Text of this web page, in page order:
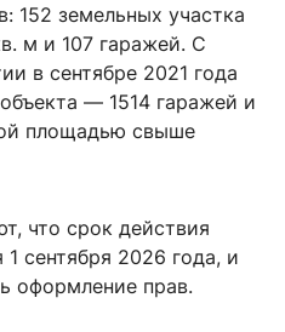
152 земельных участка
м и 107 гаражей. С
в сентябре 2021 года
— 1514 гаражей и
площадью свыше
что срок действия
сентября 2026 года, и
оформление прав.